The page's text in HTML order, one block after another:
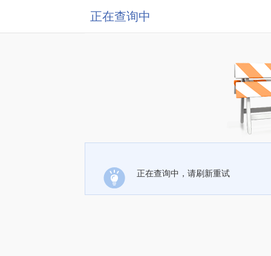
正在查询中
正在查询中，请刷新重试